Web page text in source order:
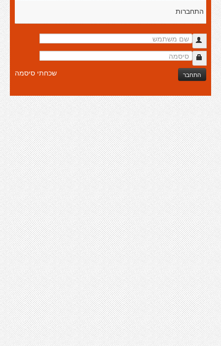
התחברות
התחבר שכחתי סיסמה